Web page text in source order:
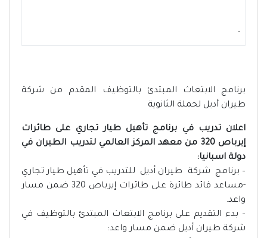
-
برنامج الابتعاث المبتدئ بالتوظيف المقدم من شركة
طيران أديل لحملة الثانوية
اعلان تدريب في برنامج تأهيل طيار تجاري على طائرات
إيرباص 320 من معهد المركز العالمي لتدريب الطيران في
دولة اسبانيا:
– برنامج شركة طيران أديل للتدريب في تأهيل طيار تجاري
-مساعد قائد طائرة على طائرات إيرباص 320 ضمن مسار
واعد.
– بدء التقديم على برنامج الابتعاث المبتدئ بالتوظيف في
شركة طيران أديل ضمن مسار واعد: